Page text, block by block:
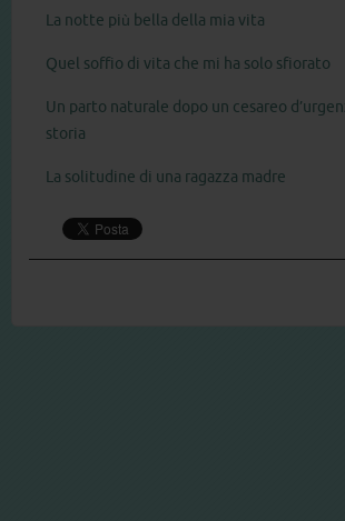
La notte più bella della mia vita
Quel soffio di vita che mi ha solo sfiorato
Un parto naturale dopo un cesareo
storia
La solitudine di una ragazza madre